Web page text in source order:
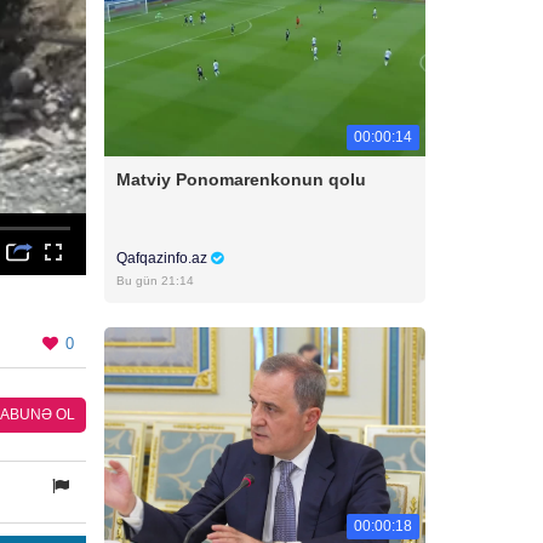
0
ABUNƏ OL
00:00:14
Matviy Ponomarenkonun qolu
Qafqazinfo.az
Bu gün 21:14
00:00:18